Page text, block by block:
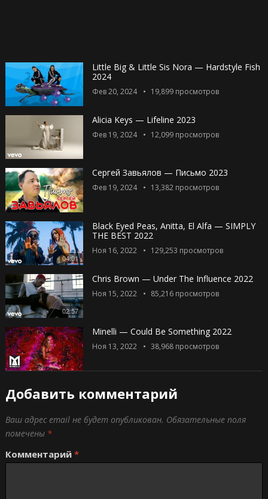
Little Big & Little Sis Nora — Hardstyle Fish
2024
Фев 20, 2024 19,899просмотров
Alicia Keys — Lifeline 2023
Фев 19, 2024 12,099просмотров
Сергей Завьялов — Письмо 2023
Фев 19, 2024 13,382просмотров
04:01
Black Eyed Peas, Anitta, El Alfa — SIMPLY
THE BEST 2022
Ноя 16, 2022 129,253 просмотров
02:57
Chris Brown — Under The Influence 2022
Ноя 15, 2022 85,216просмотров
Minelli — Could Be Something 2022
Ноя 13, 2022 38,968просмотров
Добавить комментарий
Ваш адрес email не будет опубликован. Обязательные поля
помечены *
Комментарий *